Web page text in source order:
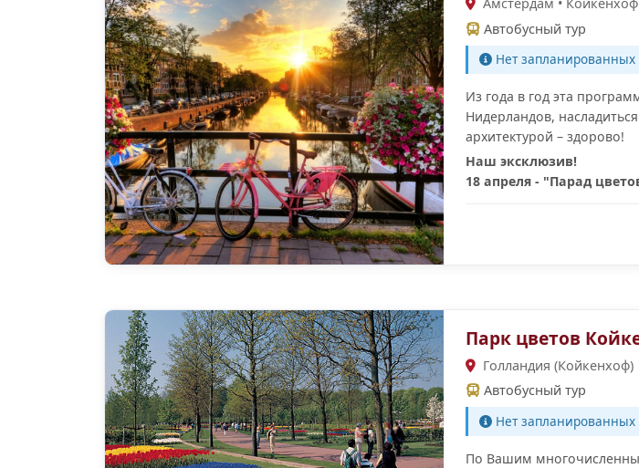
Амстердам • Койкенхоф
Автобусный тур
Нет запланированных
Из года в год эта
Нидерландов,
архитектурой – здорово!
Наш эксклюзив!
18 апреля - "Парад
Парк цветов
Голландия (Койкенхоф)
Автобусный тур
Нет запланированных
По Вашим